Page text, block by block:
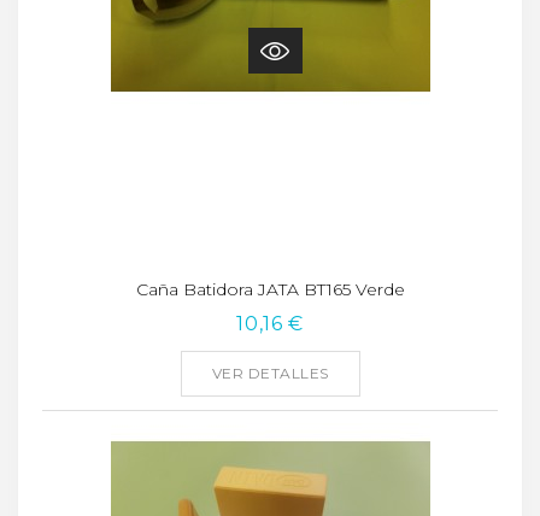
Caña Batidora JATA BT165 Verde
10,16 €
VER DETALLES